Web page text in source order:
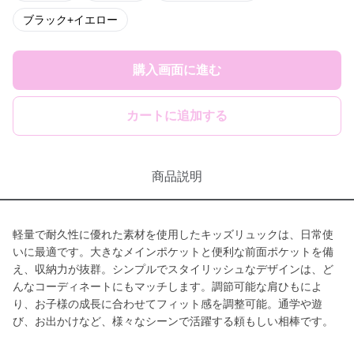
ブラック+イエロー
購入画面に進む
カートに追加する
商品説明
軽量で耐久性に優れた素材を使用したキッズリュックは、日常使
いに最適です。大きなメインポケットと便利な前面ポケットを備
え、収納力が抜群。シンプルでスタイリッシュなデザインは、ど
んなコーディネートにもマッチします。調節可能な肩ひもによ
り、お子様の成長に合わせてフィット感を調整可能。通学や遊
び、お出かけなど、様々なシーンで活躍する頼もしい相棒です。